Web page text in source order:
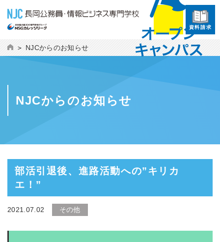
資料請求
NJCからのお知らせ
NJCからのお知らせ
部活引退後、進路活動への”キリカ
エ！”
2021.07.02 その他